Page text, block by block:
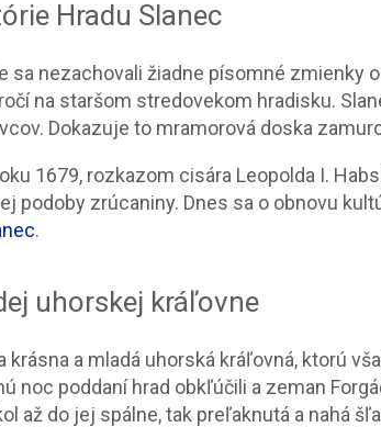
Hradu Slanec
sa nezachovali žiadne písomné zmienky
na staršom stredovekom hradisku.
Dokazuje to mramorová doska
1679, rozkazom cisára Leopolda I.
podoby zrúcaniny. Dnes sa o obnovu
.
uhorskej kráľovne
krásna a mladá uhorská kráľovná, ktorú
noc poddaní hrad obkľúčili a zeman
až do jej spálne, tak preľaknutá a nahá